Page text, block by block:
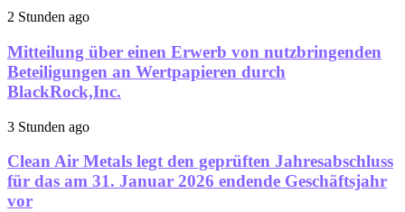
2 Stunden ago
Mitteilung über einen Erwerb von nutzbringenden
Beteiligungen an Wertpapieren durch
BlackRock,Inc.
3 Stunden ago
Clean Air Metals legt den geprüften Jahresabschluss
für das am 31. Januar 2026 endende Geschäftsjahr
vor